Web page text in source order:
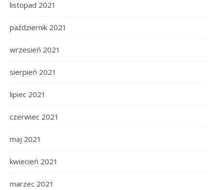
listopad 2021
październik 2021
wrzesień 2021
sierpień 2021
lipiec 2021
czerwiec 2021
maj 2021
kwiecień 2021
marzec 2021